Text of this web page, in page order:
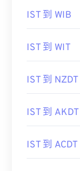
IST 到 WIB
IST 到 WIT
IST 到 NZDT
IST 到 AKDT
IST 到 ACDT